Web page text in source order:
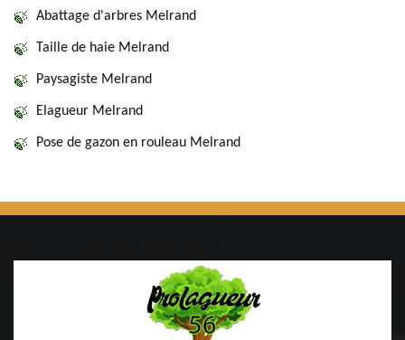
Abattage d'arbres Melrand
Taille de haie Melrand
Paysagiste Melrand
Elagueur Melrand
Pose de gazon en rouleau Melrand